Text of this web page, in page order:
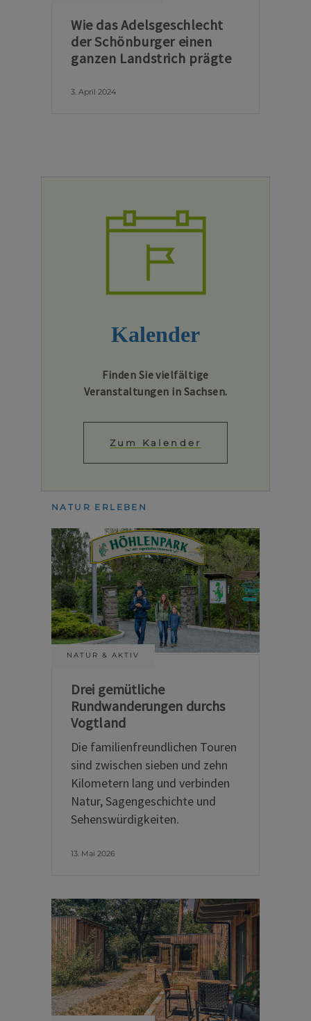
Wie das Adelsgeschlecht
der Schönburger einen
ganzen Landstrich prägte
3. April 2024
Kalender
Finden Sie vielfältige
Veranstaltungen in Sachsen.
Zum Kalender
NATUR ERLEBEN
NATUR & AKTIV
Drei gemütliche
Rundwanderungen durchs
Vogtland
Die familienfreundlichen Touren
sind zwischen sieben und zehn
Kilometern lang und verbinden
Natur, Sagengeschichte und
Sehenswürdigkeiten.
13. Mai 2026